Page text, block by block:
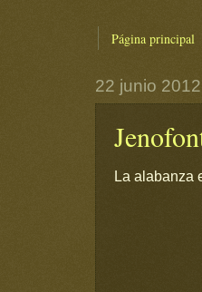
Página principal
22 junio 2012
La alabanza